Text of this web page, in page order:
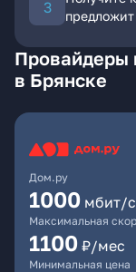
Провайдеры
в Брянске
Дом.ру
1000 мбит/
Максимальная
1100 ₽/мес
Минимальная цена